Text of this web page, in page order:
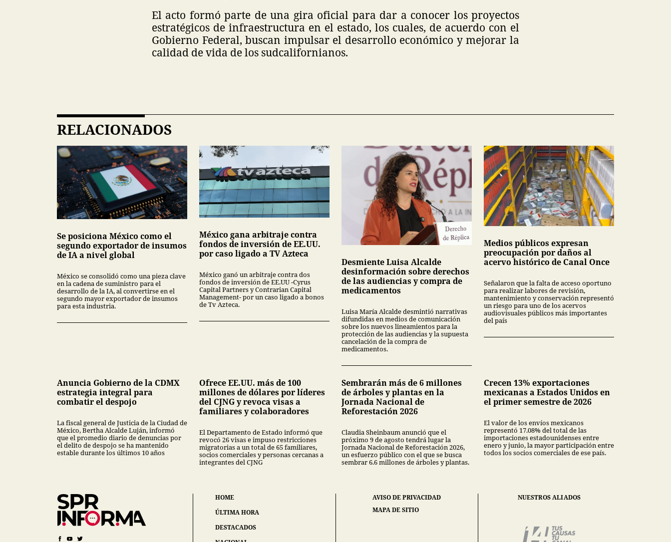
El acto formó parte de una gira oficial para dar a conocer los proyectos
estratégicos de infraestructura en el estado, los cuales, de acuerdo con el
Gobierno Federal, buscan impulsar el desarrollo económico y mejorar la
calidad de vida de los sudcalifornianos.
RELACIONADOS
Se posiciona México como el
segundo exportador de insumos
de IA a nivel global
México se consolidó como una pieza clave
en la cadena de suministro para el
desarrollo de la IA, al convertirse en el
segundo mayor exportador de insumos
para esta industria.
México gana arbitraje contra
fondos de inversión de EE.UU.
por caso ligado a TV Azteca
México ganó un arbitraje contra dos
fondos de inversión de EE.UU -Cyrus
Capital Partners y Contrarian Capital
Management- por un caso ligado a bonos
de Tv Azteca.
Desmiente Luisa Alcalde
desinformación sobre derechos
de las audiencias y compra de
medicamentos
Luisa María Alcalde desmintió narrativas
difundidas en medios de comunicación
sobre los nuevos lineamientos para la
protección de las audiencias y la supuesta
cancelación de la compra de
medicamentos.
Medios públicos expresan
preocupación por daños al
acervo histórico de Canal Once
Señalaron que la falta de acceso oportuno
para realizar labores de revisión,
mantenimiento y conservación representó
un riesgo para uno de los acervos
audiovisuales públicos más importantes
del país
Anuncia Gobierno de la CDMX
estrategia integral para
combatir el despojo
La fiscal general de Justicia de la Ciudad de
México, Bertha Alcalde Luján, informó
que el promedio diario de denuncias por
el delito de despojo se ha mantenido
estable durante los últimos 10 años
Ofrece EE.UU. más de 100
millones de dólares por líderes
del CJNG y revoca visas a
familiares y colaboradores
El Departamento de Estado informó que
revocó 26 visas e impuso restricciones
migratorias a un total de 65 familiares,
socios comerciales y personas cercanas a
integrantes del CJNG
Sembrarán más de 6 millones
de árboles y plantas en la
Jornada Nacional de
Reforestación 2026
Claudia Sheinbaum anunció que el
próximo 9 de agosto tendrá lugar la
Jornada Nacional de Reforestación 2026,
un esfuerzo público con el que se busca
sembrar 6.6 millones de árboles y plantas.
Crecen 13% exportaciones
mexicanas a Estados Unidos en
el primer semestre de 2026
El valor de los envíos mexicanos
representó 17.08% del total de las
importaciones estadounidenses entre
enero y junio, la mayor participación entre
todos los socios comerciales de ese país.
HOME
ÚLTIMA HORA
DESTACADOS
AVISO DE PRIVACIDAD
MAPA DE SITIO
NUESTROS ALIADOS